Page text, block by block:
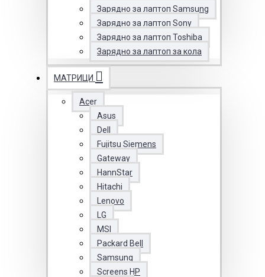
Зарядно за лаптоп Samsung
Зарядно за лаптоп Sony
Зарядно за лаптоп Toshiba
Зарядно за лаптоп за кола
МАТРИЦИ
Acer
Asus
Dell
Fujitsu Siemens
Gateway
HannStar
Hitachi
Lenovo
LG
MSI
Packard Bell
Samsung
Screens HP